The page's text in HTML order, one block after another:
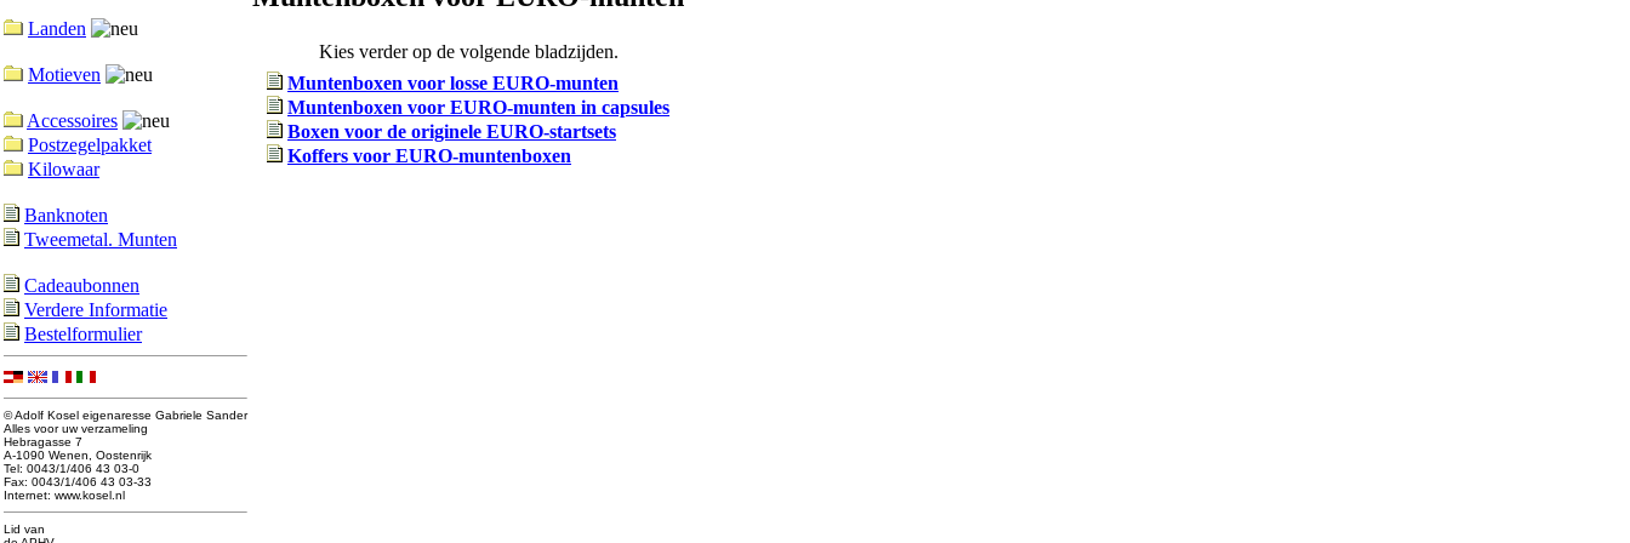
Landen
Motieven
Accessoires
Postzegelpakket
Kilowaar
Banknoten
Tweemetal. Munten
Cadeaubonnen
Verdere Informatie
Bestelformulier
© Adolf Kosel eigenaresse Gabriele Sander
Alles voor uw verzameling
Hebragasse 7
A-1090 Wenen, Oostenrijk
Tel: 0043/1/406 43 03-0
Fax: 0043/1/406 43 03-33
Internet: www.kosel.nl
Lid van
Kies verder op de volgende bladzijden.
Muntenboxen voor losse EURO-munten
Muntenboxen voor EURO-munten in capsules
Boxen voor de originele EURO-startsets
Koffers voor EURO-muntenboxen